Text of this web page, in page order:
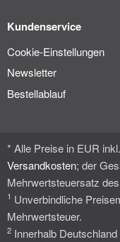
Kundenservice
Cookie-Einstellungen
Newsletter
Bestellablauf
* Alle Preise in EUR
Versandkosten; der
Mehrwertsteuersatz
1 Unverbindliche
Mehrwertsteuer.
2 Innerhalb